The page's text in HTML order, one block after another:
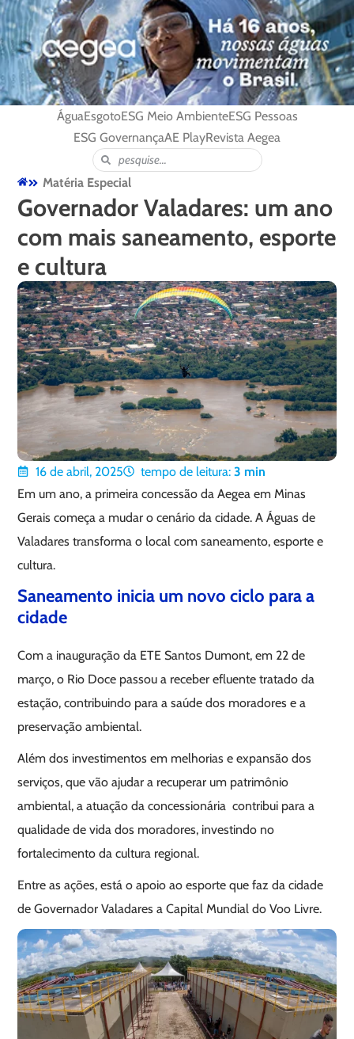
ÁguaEsgotoESG Meio AmbienteESG Pessoas
ESG GovernançaAE PlayRevista Aegea
Matéria Especial
Governador Valadares: um ano
com mais saneamento, esporte
e cultura
16 de abril, 2025 tempo de leitura: 3 min
Em um ano, a primeira concessão da Aegea em Minas
Gerais começa a mudar o cenário da cidade. A Águas de
Valadares transforma o local com saneamento, esporte e
cultura.
Saneamento inicia um novo ciclo para a
cidade
Com a inauguração da ETE Santos Dumont, em 22 de
março, o Rio Doce passou a receber efluente tratado da
estação, contribuindo para a saúde dos moradores e a
preservação ambiental.
Além dos investimentos em melhorias e expansão dos
serviços, que vão ajudar a recuperar um patrimônio
ambiental, a atuação da concessionária contribui para a
qualidade de vida dos moradores, investindo no
fortalecimento da cultura regional.
Entre as ações, está o apoio ao esporte que faz da cidade
de Governador Valadares a Capital Mundial do Voo Livre.